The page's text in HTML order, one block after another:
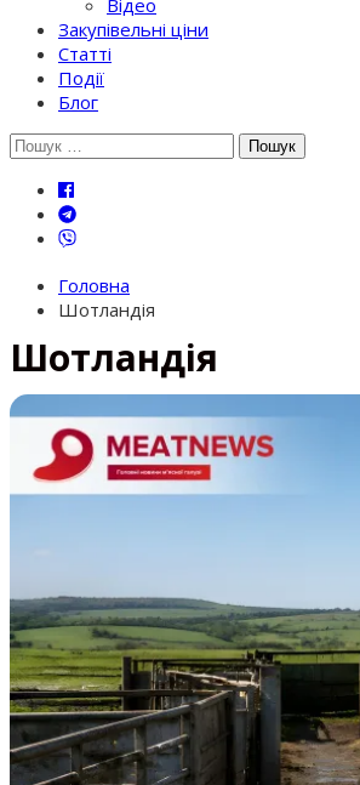
Відео
Закупівельні ціни
Статті
Події
Блог
Шукати:
Головна
Шотландія
Шотландія